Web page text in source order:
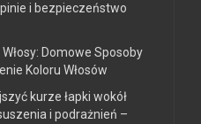
i bezpieczeństwo
Domowe Sposoby
Koloru Włosów
kurze łapki wokół
i podrażnień –